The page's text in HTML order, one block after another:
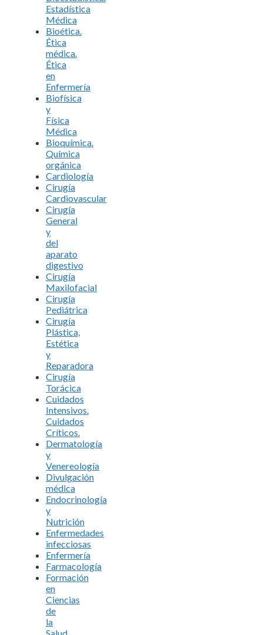
Estadística
Médica
Bioética.
Ética
médica.
Ética
en
Enfermería
Biofísica
y
Física
Médica
Bioquímica.
Química
orgánica
Cardiología
Cirugía
Cardiovascular
Cirugía
General
y
del
aparato
digestivo
Cirugía
Maxilofacial
Cirugía
Pediátrica
Cirugía
Plástica,
Estética
y
Reparadora
Cirugía
Torácica
Cuidados
Intensivos.
Cuidados
Críticos.
Dermatología
y
Venereología
Divulgación
médica
Endocrinología
y
Nutrición
Enfermedades
infecciosas
Enfermería
Farmacología
Formación
en
Ciencias
de
la